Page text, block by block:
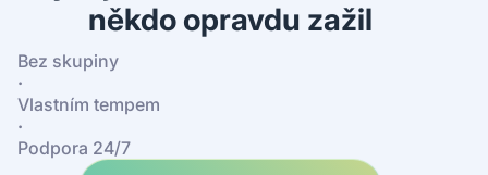
někdo opravdu zažil
Bez skupiny
·
Vlastním tempem
·
Podpora 24/7